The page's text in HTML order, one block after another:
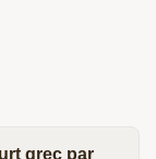
grec par